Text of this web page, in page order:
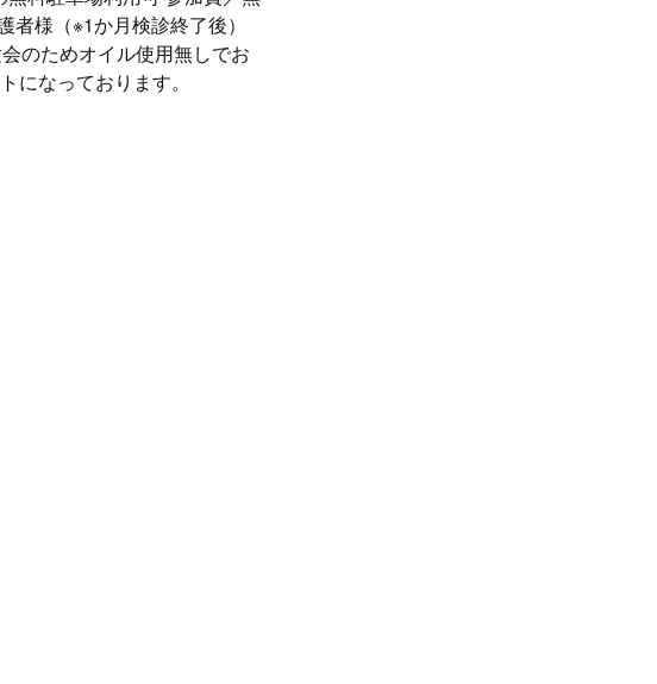
者様（※1か月検診終了後）
のためオイル使用無しでお
になっております。